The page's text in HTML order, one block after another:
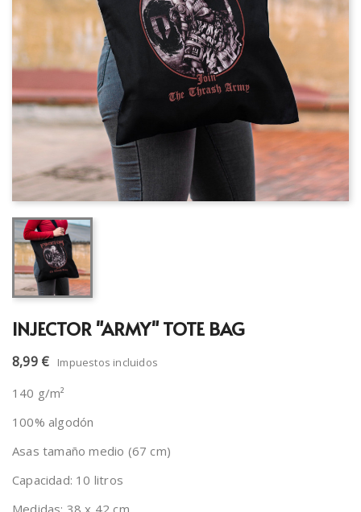
INJECTOR "ARMY" TOTE BAG
8,99 € Impuestos incluidos
140 g/m²
100% algodón
Asas tamaño medio (67 cm)
Capacidad: 10 litros
Medidas: 38 x 42 cm